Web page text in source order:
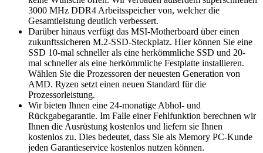
3000 MHz DDR4 Arbeitsspeicher von, welcher die
Gesamtleistung deutlich verbessert.
Darüber hinaus verfügt das MSI-Motherboard über einen
zukunftssicheren M.2-SSD-Steckplatz. Hier können Sie eine
SSD 10-mal schneller als eine herkömmliche SSD und 20-
mal schneller als eine herkömmliche Festplatte installieren.
Wählen Sie die Prozessoren der neuesten Generation von
AMD. Ryzen setzt einen neuen Standard für die
Prozessorleistung.
Wir bieten Ihnen eine 24-monatige Abhol- und
Rückgabegarantie. Im Falle einer Fehlfunktion berechnen wir
Ihnen die Ausrüstung kostenlos und liefern sie Ihnen
kostenlos zu. Dies bedeutet, dass Sie als Memory PC-Kunde
jeden Garantieservice kostenlos nutzen können.